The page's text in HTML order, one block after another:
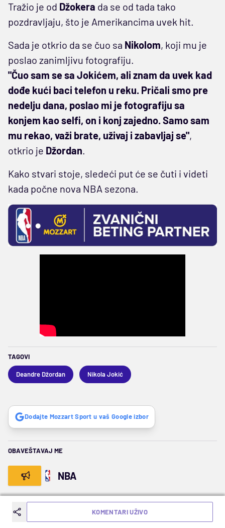
Tražio je od Džokera da se od tada tako
pozdravljaju, što je Amerikancima uvek hit.
Sada je otkrio da se čuo sa Nikolom, koji mu je
poslao zanimljivu fotografiju.
"Čuo sam se sa Jokićem, ali znam da uvek kad
dođe kući baci telefon u reku. Pričali smo pre
nedelju dana, poslao mi je fotografiju sa
konjem kao selfi, on i konj zajedno. Samo sam
mu rekao, važi brate, uživaj i zabavljaj se",
otkrio je Džordan.
Kako stvari stoje, sledeći put će se čuti i videti
kada počne nova NBA sezona.
TAGOVI
Deandre Džordan Nikola Jokić
Dodajte Mozzart Sport u vaš Google izbor
OBAVEŠTAVAJ ME
NBA
SLEDEĆA VEST KOMENTARI UŽIVO